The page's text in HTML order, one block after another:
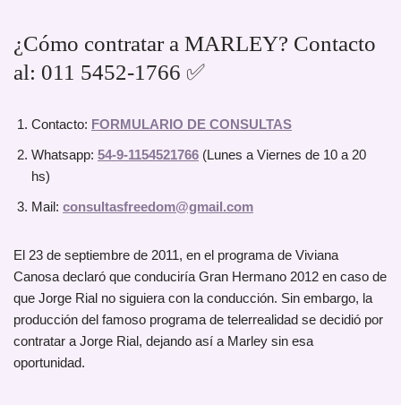
¿Cómo contratar a MARLEY? Contacto
al: 011 5452-1766 ✅
Contacto: FORMULARIO DE CONSULTAS
Whatsapp: 54-9-1154521766 (Lunes a Viernes de 10 a 20
hs)
Mail: consultasfreedom@gmail.com
El 23 de septiembre de 2011, en el programa de Viviana
Canosa declaró que conduciría Gran Hermano 2012 en caso de
que Jorge Rial no siguiera con la conducción. Sin embargo, la
producción del famoso programa de telerrealidad se decidió por
contratar a Jorge Rial, dejando así a Marley sin esa
oportunidad.